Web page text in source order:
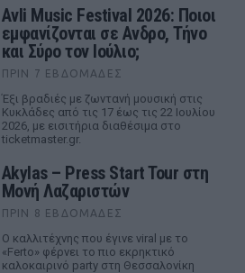
Avli Music Festival 2026: Ποιοι
εμφανίζονται σε Ανδρο, Τήνο
και Σύρο τον Ιούλιο;
ΠΡΙΝ 7 ΕΒΔΟΜΆΔΕΣ
Έξι βραδιές με ζωντανή μουσική στις
Κυκλάδες από τις 17 έως τις 22 Ιουλίου
2026, με εισιτήρια διαθέσιμα στο
ticketmaster.gr.
Akylas – Press Start Tour στη
Μονή Λαζαριστών
ΠΡΙΝ 8 ΕΒΔΟΜΆΔΕΣ
Ο καλλιτέχνης που έγινε viral με το
«Ferto» φέρνει το πιο εκρηκτικό
καλοκαιρινό party στη Θεσσαλονίκη